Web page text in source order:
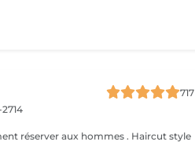
717
réserver aux hommes . Haircut style